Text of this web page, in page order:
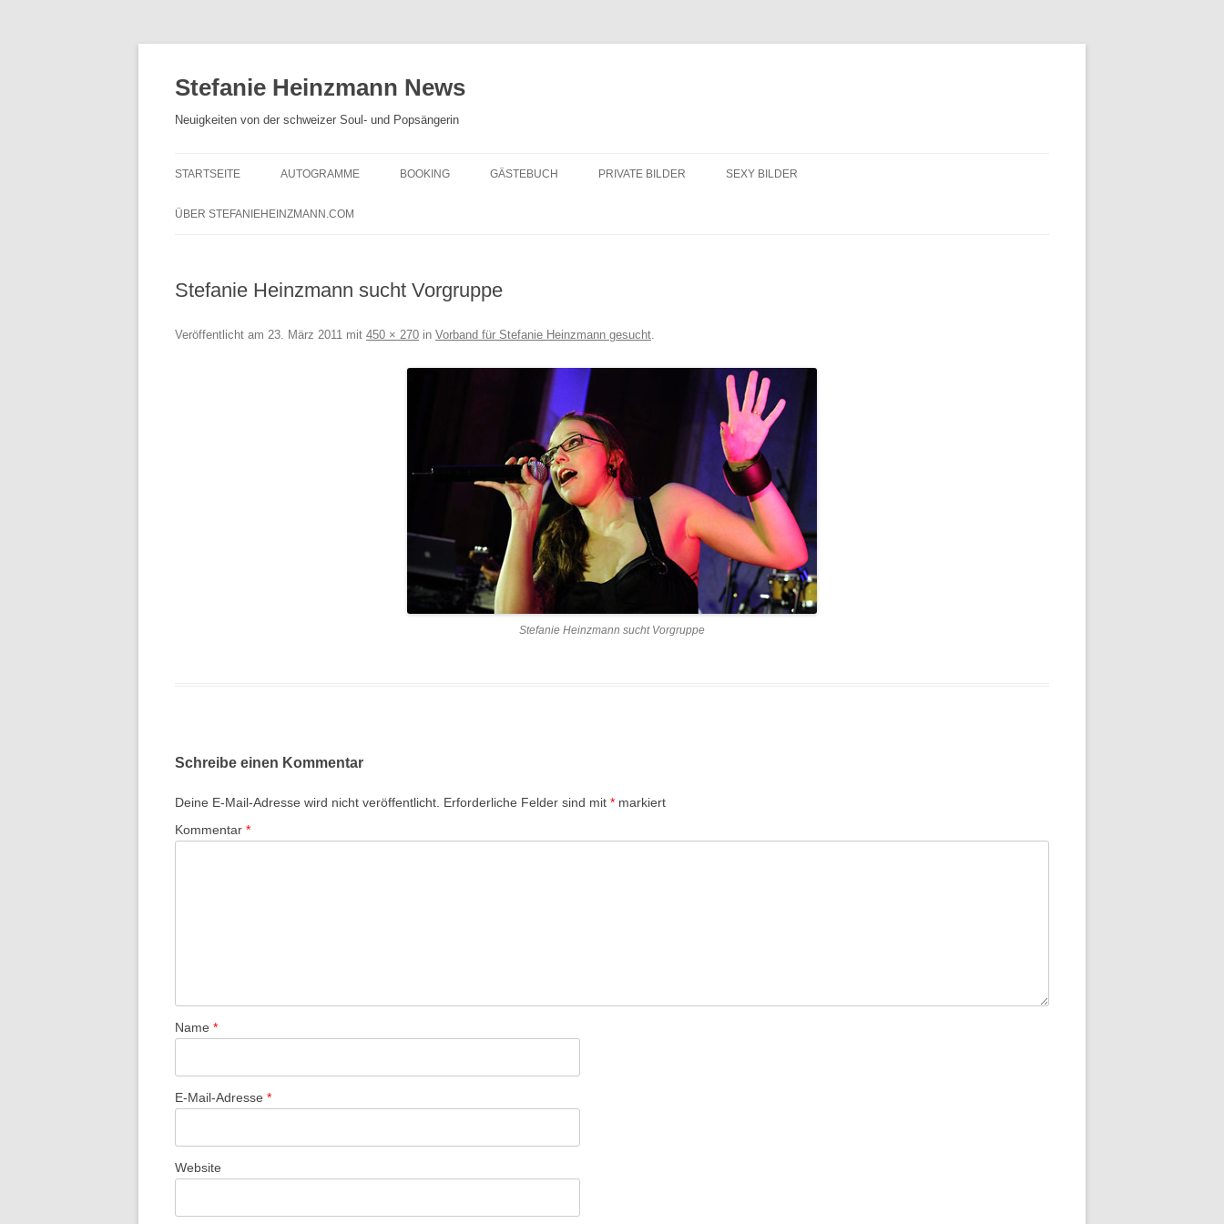
Stefanie Heinzmann News
Neuigkeiten von der schweizer Soul- und Popsängerin
STARTSEITE AUTOGRAMME BOOKING GÄSTEBUCH PRIVATE BILDER SEXY BILDER
ÜBER STEFANIEHEINZMANN.COM
Stefanie Heinzmann sucht Vorgruppe
Veröffentlicht am 23. März 2011 mit 450 × 270 in Vorband für Stefanie Heinzmann gesucht.
Stefanie Heinzmann sucht Vorgruppe
Schreibe einen Kommentar
Deine E-Mail-Adresse wird nicht veröffentlicht. Erforderliche Felder sind mit * markiert
Kommentar *
Name *
E-Mail-Adresse *
Website